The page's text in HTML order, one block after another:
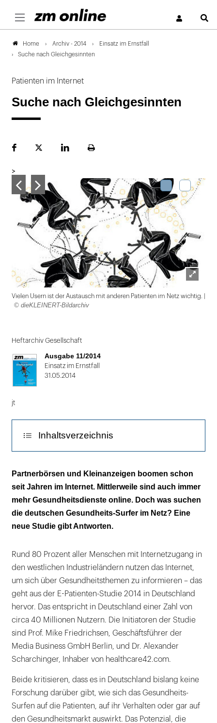
Home Archiv - 2014
Einsatz im Ernstfall
Suche nach Gleichgesinnten
Patienten im Internet
Suche nach Gleichgesinnten
FacebookPlattformLinekdInSeite
>
öffnen
Vielen Usern ist der Austausch mit anderen Patienten im Netz wichtig. |
© dieKLEINERT-Bildarchiv
1
von
2:
Vielen
ist
der
Austausch
Patienten
im
Netz
wichtig.
|
Heftarchiv Gesellschaft
Ausgabe 11/2014
Einsatz im Ernstfall
31.05.2014
jt
Inhaltsverzeichnis
Zweitmeinung gefragt
Bewertungen gern gelesen
Partnerbörsen und Kleinanzeigen boomen schon
seit Jahren im Internet. Mittlerweile sind auch immer
mehr Gesundheitsdienste online. Doch was suchen
die deutschen Gesundheits-Surfer im Netz? Eine
neue Studie gibt Antworten.
Rund 80 Prozent aller Menschen mit Internetzugang in
den westlichen Industrieländern nutzen das Internet,
um sich über Gesundheitsthemen zu informieren – das
geht aus der E-Patienten-Studie 2014 in Deutschland
hervor. Das entspricht in Deutschland einer Zahl von
circa 40 Millionen Nutzern. Die Initiatoren der Studie
sind Prof. Mike Friedrichsen, Geschäftsführer der
Media Business GmbH Berlin, und Dr. Alexander
Scharchinger, Inhaber von healthcare42.com.
Beide kritisieren, dass es in Deutschland bislang keine
Forschung darüber gibt, wie sich das Gesundheits-
Surfen auf die Patienten, auf ihr Verhalten oder gar auf
den Gesundheitsmarkt auswirkt. Das Potenzial, die